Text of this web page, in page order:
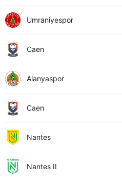
Umraniyespor
Caen
Alanyaspor
Caen
Nantes
Nantes II